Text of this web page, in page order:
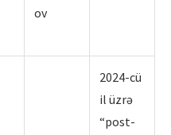
ov
2024-cü
il üzrə
“post-